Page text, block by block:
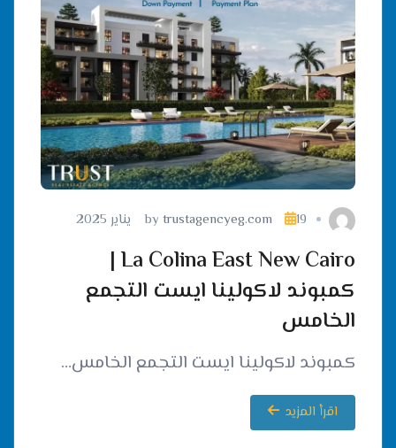
by trustagencyeg.com 19 يناير 2025
La Colina East New Cairo |
كمبوند لاكولينا ايست التجمع
الخامس
كمبوند لاكولينا ايست التجمع الخامس…
اقرأ المزيد